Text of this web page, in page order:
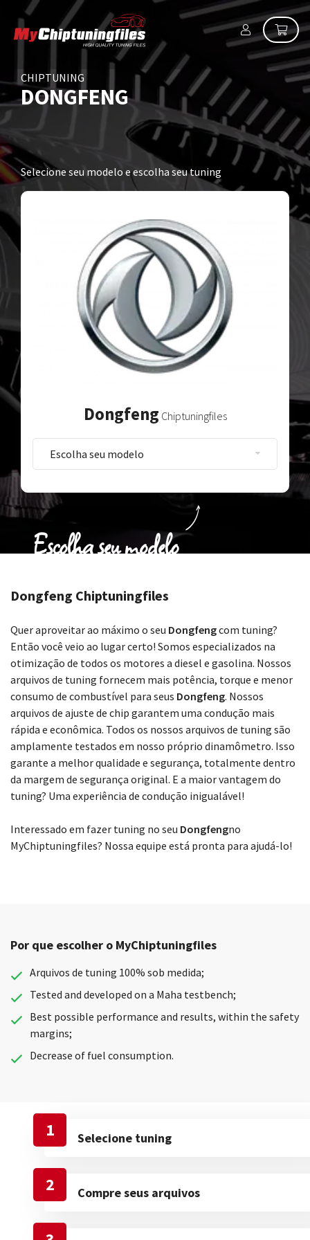
CHIPTUNING
DONGFENG
Selecione seu modelo e escolha seu tuning
Dongfeng Chiptuningfiles
Escolha seu modelo
Dongfeng Chiptuningfiles
Quer aproveitar ao máximo o seu Dongfengcom tuning?
Então você veio ao lugar certo! Somos especializados na
otimização de todos os motores a diesel e gasolina. Nossos
arquivos de tuning fornecem mais potência, torque e menor
consumo de combustível para seus Dongfeng. Nossos
arquivos de ajuste de chip garantem uma condução mais
rápida e econômica. Todos os nossos arquivos de tuning são
amplamente testados em nosso próprio dinamômetro. Isso
garante a melhor qualidade e segurança, totalmente dentro
da margem de segurança original. E a maior vantagem do
tuning? Uma experiência de condução inigualável!
Interessado em fazer tuning no seu Dongfengno
MyChiptuningfiles? Nossa equipe está pronta para ajudá-lo!
Por que escolher o MyChiptuningfiles
Arquivos de tuning 100% sob medida;
Tested and developed on a Maha testbench;
Best possible performance and results, within the safety
margins;
Decrease of fuel consumption.
1 Selecione tuning
2 Compre seus arquivos